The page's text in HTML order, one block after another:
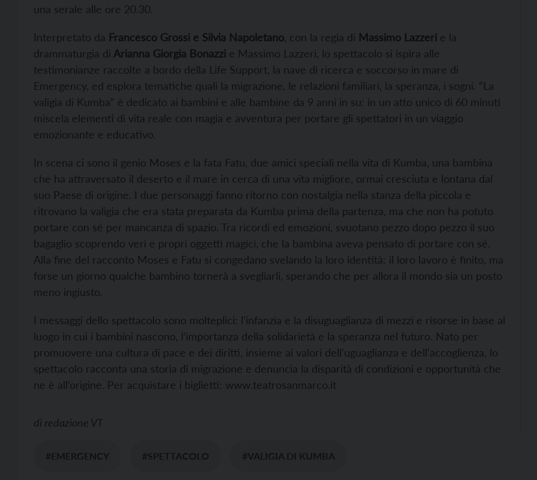
una serale alle ore 20.30.
Interpretato da Francesco Grossi e Silvia Napoletano , con la regia di Massimo Lazzeri e la
drammaturgia di Arianna Giorgia Bonazzi e Massimo Lazzeri, lo spettacolo si ispira alle
testimonianze raccolte a bordo della Life Support, la nave di ricerca e soccorso in mare di
Emergency, ed esplora tematiche quali la migrazione, le relazioni familiari, la speranza, i sogni. “La
valigia di Kumba” è dedicato ai bambini e alle bambine da 9 anni in su: in un atto unico di 60 minuti
miscela elementi di vita reale con magia e avventura per portare gli spettatori in un viaggio
emozionante e educativo.
In scena ci sono il genio Moses e la fata Fatu, due amici speciali nella vita di Kumba, una bambina
che ha attraversato il deserto e il mare in cerca di una vita migliore, ormai cresciuta e lontana dal
suo Paese di origine. I due personaggi fanno ritorno con nostalgia nella stanza della piccola e
ritrovano la valigia che era stata preparata da Kumba prima della partenza, ma che non ha potuto
portare con sé per mancanza di spazio. Tra ricordi ed emozioni, svuotano pezzo dopo pezzo il suo
bagaglio scoprendo veri e propri oggetti magici, che la bambina aveva pensato di portare con sé.
Alla fine del racconto Moses e Fatu si congedano svelando la loro identità: il loro lavoro è finito, ma
forse un giorno qualche bambino tornerà a svegliarli, sperando che per allora il mondo sia un posto
meno ingiusto.
I messaggi dello spettacolo sono molteplici: l’infanzia e la disuguaglianza di mezzi e risorse in base al
luogo in cui i bambini nascono, l’importanza della solidarietà e la speranza nel futuro. Nato per
promuovere una cultura di pace e dei diritti, insieme ai valori dell’uguaglianza e dell’accoglienza, lo
spettacolo racconta una storia di migrazione e denuncia la disparità di condizioni e opportunità che
ne è all’origine. Per acquistare i biglietti: www.teatrosanmarco.it
di redazione VT
#EMERGENCY #SPETTACOLO #VALIGIA DI KUMBA